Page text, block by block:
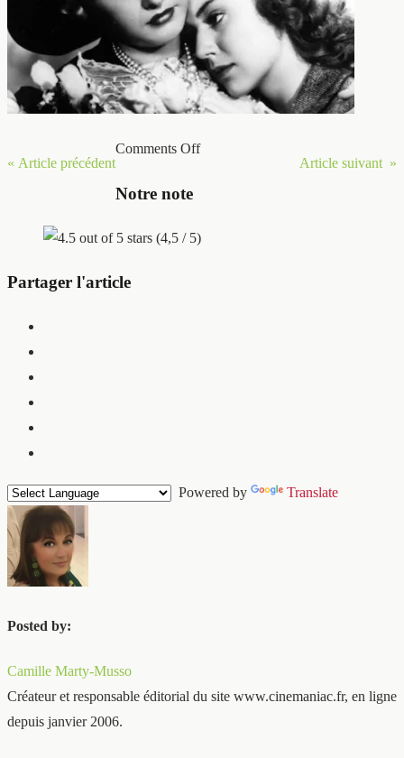
« Article précédent Article suivant »
Comments Off
Notre note
(4,5 / 5)
Partager l'article
Powered by Translate
Posted by:
Camille Marty-Musso
Créateur et responsable éditorial du site www.cinemaniac.fr, en ligne
depuis janvier 2006.